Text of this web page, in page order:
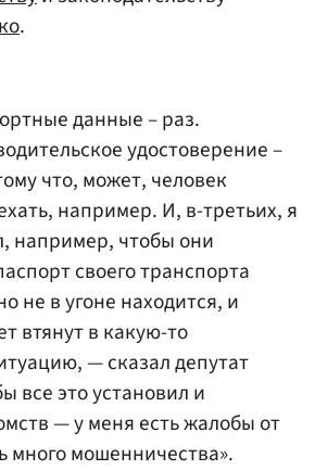
.
данные – раз.
удостоверение –
что, может, человек
например. И, в-третьих, я
например, чтобы они
своего транспорта
не в угоне находится, и
втянут в какую-то
— сказал депутат
все это установил и
— у меня есть жалобы от
много мошенничества».